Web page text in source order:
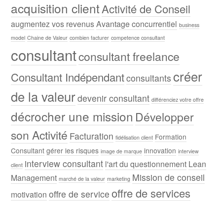
acquisition clientActivité de Conseil
augmentez vos revenusAvantage concurrentiel business
model Chaine de Valeur combien facturer competence consultant
consultantconsultant freelance
Consultant Indépendantconsultants créer
de la valeurdevenir consultant différenciez votre offre
décrocher une mission Développer
son Activité Facturation fidélisation client Formation
Consultant gérer les risques image de marque innovation interview
client interview consultant l'art du questionnement Lean
Management marché de la valeur marketing Mission de conseil
motivation offre de service offre de services